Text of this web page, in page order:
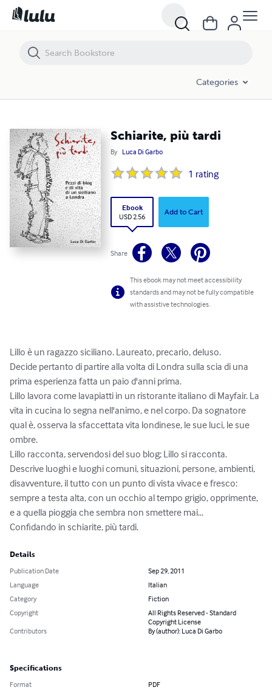
Categories
Schiarite, più tardi
By Luca Di Garbo
1 rating
Ebook
USD 2.56
Add to Cart
Share
This ebook may not meet accessibility
standards and may not be fully compatible
with assistive technologies.
Lillo è un ragazzo siciliano. Laureato, precario, deluso.
Decide pertanto di partire alla volta di Londra sulla scia di una
prima esperienza fatta un paio d'anni prima.
Lillo lavora come lavapiatti in un ristorante italiano di Mayfair. La
vita in cucina lo segna nell'animo, e nel corpo. Da sognatore
qual è, osserva la sfaccettata vita londinese, le sue luci, le sue
ombre.
Lillo racconta, servendosi del suo blog; Lillo si racconta.
Descrive luoghi e luoghi comuni, situazioni, persone, ambienti,
disavventure, il tutto con un punto di vista vivace e fresco:
sempre a testa alta, con un occhio al tempo grigio, opprimente,
e a quella pioggia che sembra non smettere mai...
Confidando in schiarite, più tardi.
Details
Publication Date
Sep 29, 2011
Language
Italian
Category
Fiction
Copyright
All Rights Reserved - Standard
Copyright License
Contributors
By (author): Luca Di Garbo
Specifications
Format PDF
Schiarite, più tardi